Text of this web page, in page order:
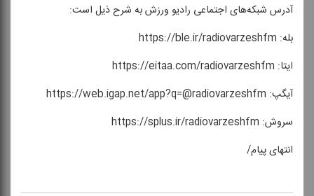
آدرس شبكه‌های اجتماعی رادیو ورزش به شرح ذیل است:
بله: https://ble.ir/radiovarzeshfm
ایتا: https://eitaa.com/radiovarzeshfm
آیگپ: https://web.igap.net/app?q=@radiovarzeshfm
سروش: https://splus.ir/radiovarzeshfm
انتهای پیام/